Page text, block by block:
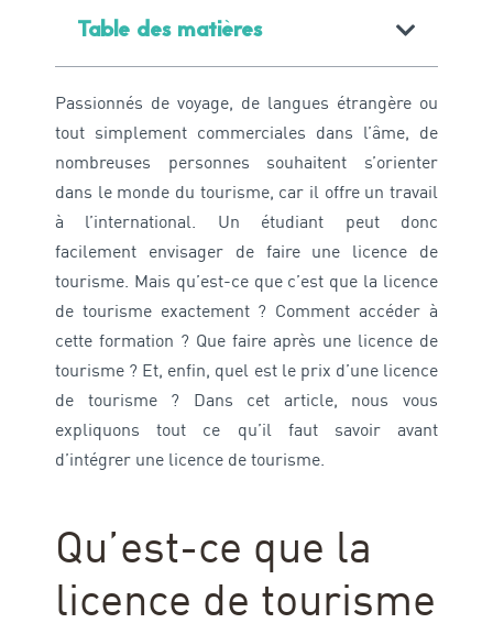
Table des matières
Passionnés de voyage, de langues étrangère ou
tout simplement commerciales dans l’âme, de
nombreuses personnes souhaitent s’orienter
dans le monde du tourisme, car il offre un travail
à l’international. Un étudiant peut donc
facilement envisager de faire une licence de
tourisme. Mais qu’est-ce que c’est que la licence
de tourisme exactement ? Comment accéder à
cette formation ? Que faire après une licence de
tourisme ? Et, enfin, quel est le prix d’une licence
de tourisme ? Dans cet article, nous vous
expliquons tout ce qu’il faut savoir avant
d’intégrer une licence de tourisme.
Qu’est-ce que la
licence de tourisme